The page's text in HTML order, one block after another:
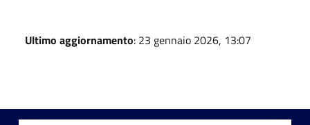
Ultimo aggiornamento: 23 gennaio 2026, 13:07